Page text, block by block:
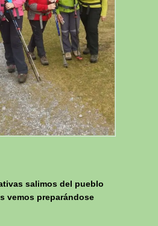
salimos del pueblo
vemos preparándose